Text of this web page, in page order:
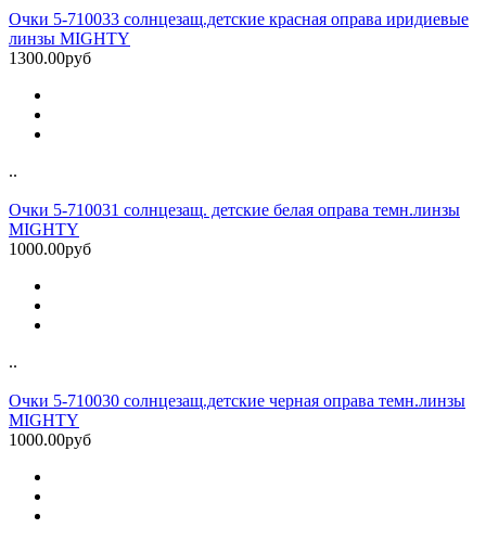
Очки 5-710033 солнцезащ.детские красная оправа иридиевые
линзы MIGHTY
1300.00руб
..
Очки 5-710031 солнцезащ. детские белая оправа темн.линзы
MIGHTY
1000.00руб
..
Очки 5-710030 солнцезащ.детские черная оправа темн.линзы
MIGHTY
1000.00руб